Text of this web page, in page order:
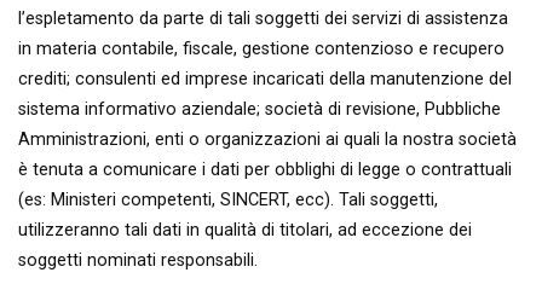
l’espletamento da parte di tali soggetti dei servizi di assistenza
in materia contabile, fiscale, gestione contenzioso e recupero
crediti; consulenti ed imprese incaricati della manutenzione del
sistema informativo aziendale; società di revisione, Pubbliche
Amministrazioni, enti o organizzazioni ai quali la nostra società
è tenuta a comunicare i dati per obblighi di legge o contrattuali
(es: Ministeri competenti, SINCERT, ecc). Tali soggetti,
utilizzeranno tali dati in qualità di titolari, ad eccezione dei
soggetti nominati responsabili.